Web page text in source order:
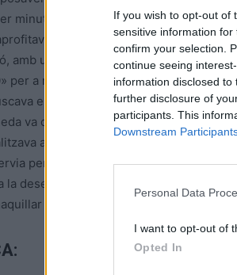
If you wish to opt-out of
sensitive information
confirm your selection.
continue seeing
information disclosed
further disclosure of
participants. This
Downstream
Personal Data
I want to opt-out of
Opted In
minut de la segona meitat i els
els reusencs per a tornar a
amb una rematada rasa i ajustada al
per a recuperar al cinquè jugador.
el gol de l’empat i els ampostins
va caure de part dels del Montsià,
amb el 5 a 3. El partit continuava
per a gairebé sentenciar el partit
la desesperada, va posar el porter-
el tanteig amb el 6-4 definitiu.